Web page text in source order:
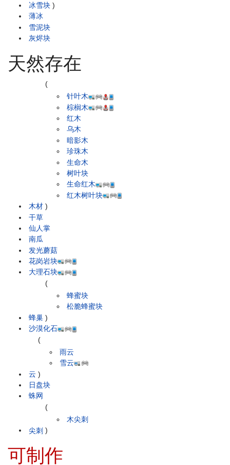
冰雪块 )
薄冰
雪泥块
灰烬块
天然存在
木材
(
针叶木
棕榈木
红木
乌木
暗影木
珍珠木
生命木
树叶块
生命红木
红木树叶块
)
干草
仙人掌
南瓜
发光蘑菇
花岗岩块
大理石块
蜂巢
(
蜂蜜块
松脆蜂蜜块
)
沙漠化石
云
(
雨云
雪云
)
日盘块
蛛网
尖刺
(
木尖刺
)
可制作